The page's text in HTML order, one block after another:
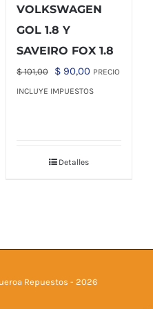
VOLKSWAGEN
GOL 1.8 Y
SAVEIRO FOX 1.8
$101,00
El
precio
$ 90,00El
precio
PRECIO
INCLUYE IMPUESTOS
Detalles
Repuestos - 2026